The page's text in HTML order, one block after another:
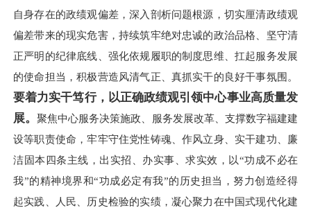
自身存在的政绩观偏差，深入剖析问题根源，切实厘清政绩观
偏差带来的现实危害，持续筑牢绝对忠诚的政治品格、坚守清
正严明的纪律底线、强化依规履职的制度思维、扛起服务发展
的使命担当，积极营造风清气正、真抓实干的良好干事氛围。
要着力实干笃行，以正确政绩观引领中心事业高质量发
展。聚焦中心服务决策施政、服务发展改革、支撑数字福建建
设等职责使命，牢牢守住党性铸魂、作风立身、实干建功、廉
洁固本四条主线，出实招、办实事、求实效，以“功成不必在
我”的精神境界和“功成必定有我”的历史担当，努力创造经得
起实践、人民、历史检验的实绩，凝心聚力在中国式现代化建